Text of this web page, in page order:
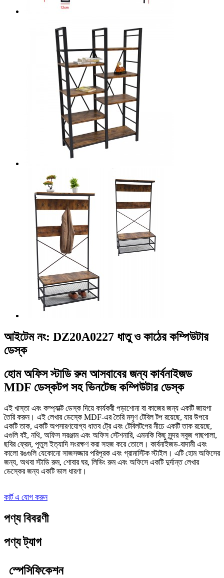
আইটেম নং: DZ20A0227 ধাতু ও কাঠের কম্পিউটার
ডেস্ক
হোম অফিস স্টাডি রুম আসবাবের জন্য কার্বনাইজড
MDF ডেস্কটপ সহ ভিনটেজ কম্পিউটার ডেস্ক
এই খাস্তা এবং কম্প্যাক্ট ডেস্ক দিয়ে কার্যকরী পড়াশোনা বা কাজের জন্য একটি জায়গা
তৈরি করুন। এই লেখার ডেস্কে MDF-এর তৈরি মসৃণ টেবিল টপ রয়েছে, যার উপরে
একটি তাক, একটি অপসারণযোগ্য ধাতব ট্রে এবং টেবিলটপের নীচে একটি তাক রয়েছে,
এগুলি বই, নথি, অফিস সরঞ্জাম এবং অফিস স্টেশনারি, এমনকি কিছু সুন্দর সবুজ গাছপালা,
ছবির ফ্রেম, পুতুল ইত্যাদি সংরক্ষণ করা সহজ করে তোলে। কার্বনাইজড-বাদামী এবং
কালো রঙগুলি যেকোনো সাজসজ্জার পরিপূরক এবং গ্রামাস্টিক স্টাইল। এটি হোম অফিসের
জন্য, অথবা স্টাডি রুম, শোবার ঘর, লিভিং রুম এবং অফিসে একটি দুর্দান্ত লেখার
ডেস্কের জন্য একটি ভাল ধারণা।
কার্ট এ যোগ করুন
পণ্য বিবরণী
পণ্য ট্যাগ
স্পেসিফিকেশন